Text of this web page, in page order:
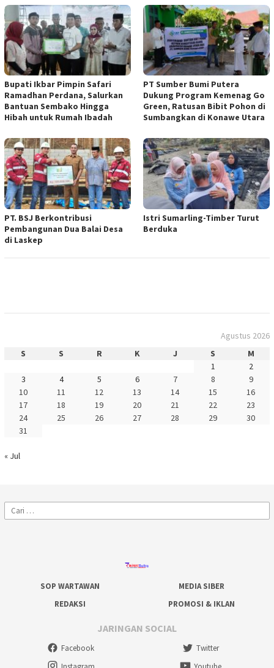
Bupati Ikbar Pimpin Safari
Ramadhan Perdana, Salurkan
Bantuan Sembako Hingga
Hibah untuk Rumah Ibadah
PT Sumber Bumi Putera
Dukung Program Kemenag Go
Green, Ratusan Bibit Pohon di
Sumbangkan di Konawe Utara
PT. BSJ Berkontribusi
Pembangunan Dua Balai Desa
di Laskep
Istri Sumarling-Timber Turut
Berduka
Agustus 2026
S
S R K J S
M
1
2
3
4 5 6 7 8
9
10
11 12 13 14 15
16
17
18 19 20 21 22
23
24
25 26 27 28 29
30
31
« Jul
Cari
untuk:
SOP WARTAWAN
MEDIA SIBER
REDAKSI
PROMOSI & IKLAN
JARINGAN SOCIAL
Facebook
Twitter